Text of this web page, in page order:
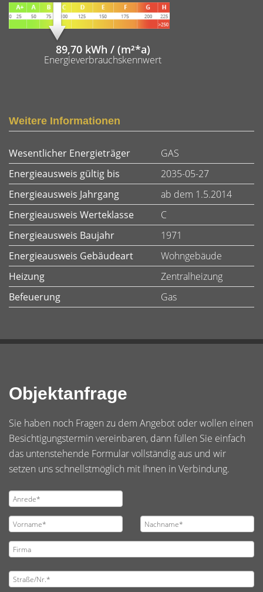
89,70 kWh / (m²*a)
Energieverbrauchskennwert
Weitere Informationen
Wesentlicher Energieträger
GAS
Energieausweis gültig bis
2035-05-27
Energieausweis Jahrgang
ab dem 1.5.2014
Energieausweis Werteklasse
C
Energieausweis Baujahr
1971
Energieausweis Gebäudeart
Wohngebäude
Heizung
Zentralheizung
Befeuerung
Gas
Objektanfrage
Sie haben noch Fragen zu dem Angebot oder wollen einen
Besichtigungstermin vereinbaren, dann füllen Sie einfach
das untenstehende Formular vollständig aus und wir
setzen uns schnellstmöglich mit Ihnen in Verbindung.